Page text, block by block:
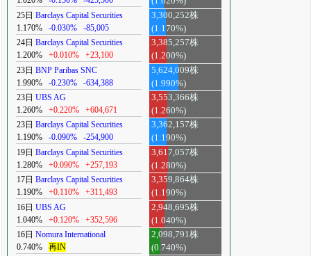
25日 Barclays Capital Securities
1.170%
-0.030% -85,005
3,300,252株
(1.170%)
24日 Barclays Capital Securities
1.200%
+0.010% +23,100
3,385,257株
(1.200%)
23日 BNP Paribas SNC
1.990%
-0.230% -634,388
5,624,009株
(1.990%)
23日 UBS AG
1.260%
+0.220% +604,671
3,553,366株
(1.260%)
23日 Barclays Capital Securities
1.190%
-0.090% -254,900
3,362,157株
(1.190%)
19日 Barclays Capital Securities
1.280%
+0.090% +257,193
3,617,057株
(1.280%)
17日 Barclays Capital Securities
1.190%
+0.110% +311,493
3,359,864株
(1.190%)
16日 UBS AG
1.040%
+0.120% +352,596
2,948,695株
(1.040%)
16日 Nomura International
0.740%
再IN
2,098,791株
(0.740%)